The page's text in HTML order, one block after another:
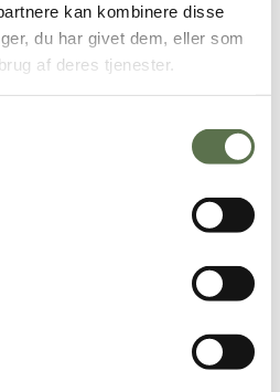
kan kombinere disse
du har givet dem, eller som
af deres tjenester.
en skål, og ælt dejen i 10 – 12
en røremaskine.